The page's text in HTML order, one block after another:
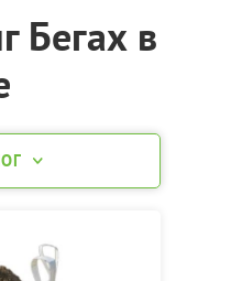
Бегах в